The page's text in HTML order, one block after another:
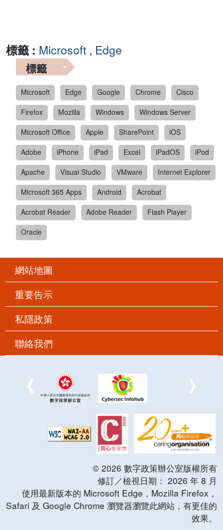
標籤 : Microsoft , Edge
標籤
Microsoft Edge Google Chrome
Cisco
Firefox
Mozilla Windows
Windows Server
Microsoft Office
Apple SharePoint
iOS
Adobe
iPhone iPad Excel iPadOS
iPod
Apache
Visual Studio VMware
Internet Explorer
Microsoft 365 Apps
Android
Acrobat
Acrobat Reader
Adobe Reader
Flash Player
Oracle
網站地圖
重要告示
私隱政策
聯絡我們
© 2026 數字政策辦公室版權所有
修訂／檢視日期： 2026 年 8 月
使用最新版本的 Microsoft Edge，Mozilla Firefox，
Safari 及 Google Chrome 瀏覽器瀏覽此網站，有更佳的
效果。